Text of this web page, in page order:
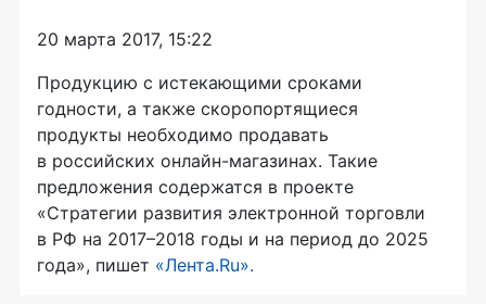
20 марта 2017, 15:22
Продукцию с истекающими сроками
годности, а также скоропортящиеся
продукты необходимо продавать
в российских онлайн-магазинах. Такие
предложения содержатся в проекте
«Стратегии развития электронной торговли
в РФ на 2017–2018 годы и на период до 2025
года», пишет «Лента.Ru».